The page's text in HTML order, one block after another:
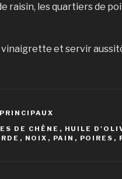
raisin, les quartiers de
vinaigrette et servir
DE CHÊNE , HUILE
, NOIX , PAIN , POIRES ,